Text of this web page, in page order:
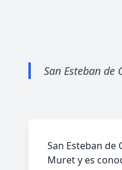
San Esteban
San Esteban
Muret y es